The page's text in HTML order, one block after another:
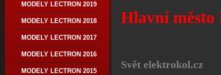
MODELY LECTRON 2019
MODELY LECTRON 2018
MODELY LECTRON 2017
MODELY LECTRON 2016
MODELY LECTRON 2015
Hlavní město
Svět elektrokol.cz